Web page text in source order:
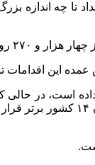
که این اعداد تا چه
است، در